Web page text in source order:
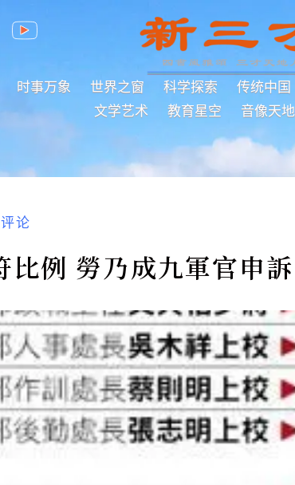
时事万象 世界之窗 科学探索 传统中国
文学艺术
教育星空 音像天地
论
比例 勞乃成九軍官申訴